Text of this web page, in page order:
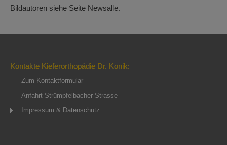
Bildautoren siehe Seite Newsalle.
Kontakte Kieferorthopädie Dr. Konik:
Zum Kontaktformular
Anfahrt Strümpfelbacher Strasse
Impressum & Datenschutz